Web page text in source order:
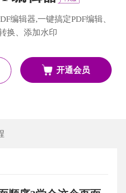
编辑器,一键搞定PDF编辑、
换、添加水印
开通会员